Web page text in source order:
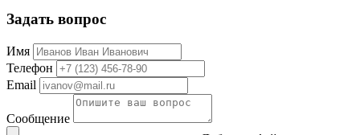
Задать вопрос
Имя
Телефон
Email
Сообщение